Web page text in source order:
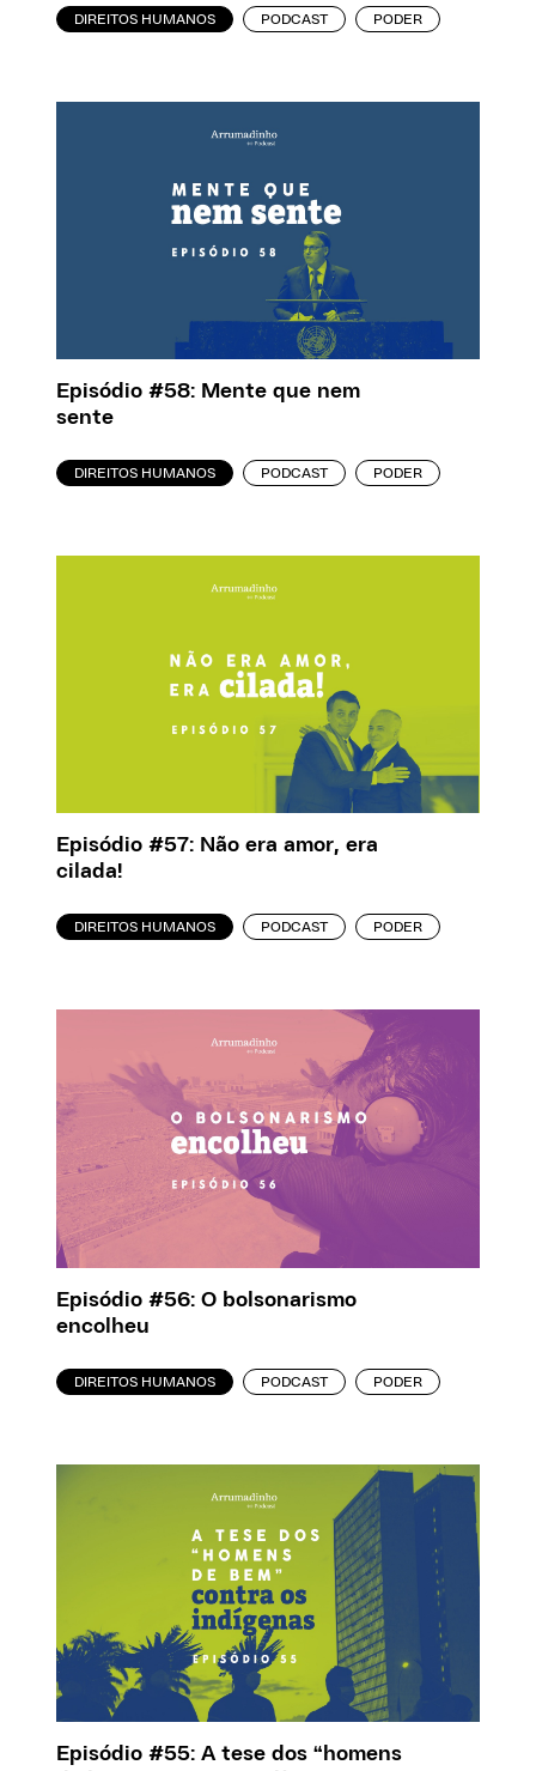
DIREITOS HUMANOS PODCAST PODER
Episódio #58: Mente que nem
sente
DIREITOS HUMANOS PODCAST PODER
Episódio #57: Não era amor, era
cilada!
DIREITOS HUMANOS PODCAST PODER
Episódio #56: O bolsonarismo
encolheu
DIREITOS HUMANOS PODCAST PODER
Episódio #55: A tese dos “homens